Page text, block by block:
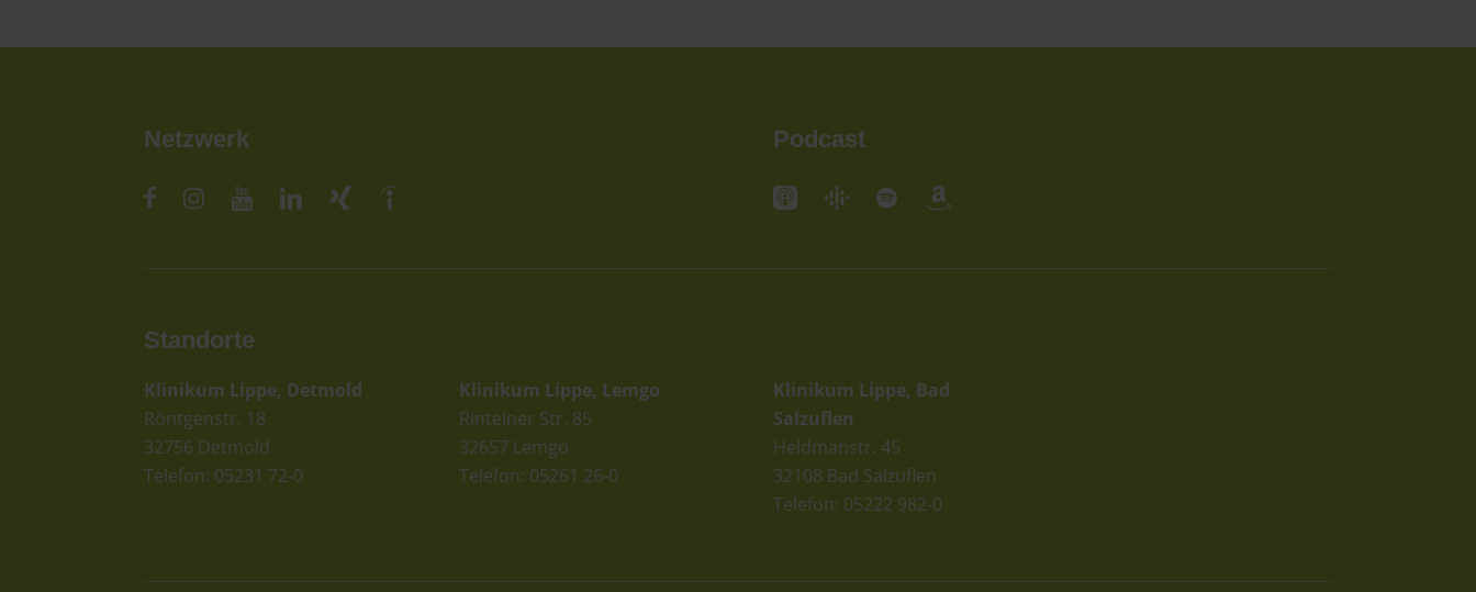
Netzwerk Podcast
Standorte
Klinikum Lippe, Detmold
Röntgenstr. 18
32756 Detmold
Telefon: 05231 72-0
Klinikum Lippe, Lemgo
Rintelner Str. 85
32657 Lemgo
Telefon: 05261 26-0
Klinikum Lippe, Bad
Salzuflen
Heldmanstr. 45
32108 Bad Salzuflen
Telefon: 05222 982-0